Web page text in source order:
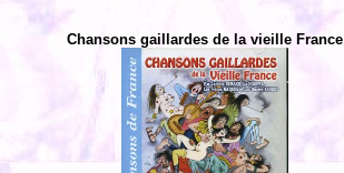
Chansons gaillardes de la vieille France